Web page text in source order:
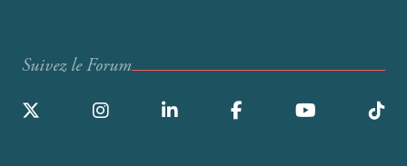
Suivez le Forum